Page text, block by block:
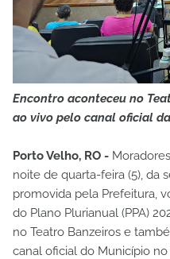
Encontro aconteceu no
ao vivo pelo canal oficial
Porto Velho, RO -
noite de quarta-feira (5), da
promovida pela Prefeitura,
do Plano Plurianual (PPA)
no Teatro Banzeiros e
canal oficial do Município no